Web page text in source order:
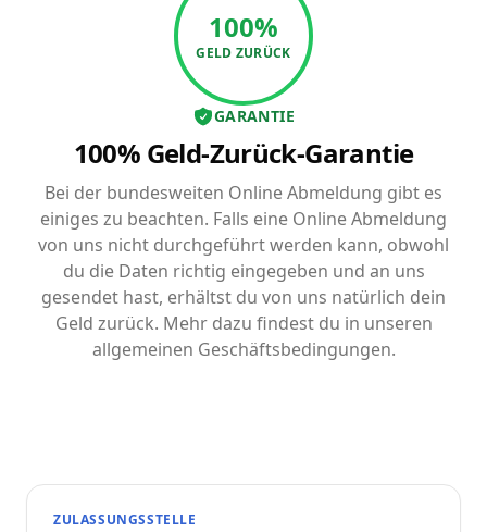
100%
GELD ZURÜCK
GARANTIE
100% Geld-Zurück-Garantie
Bei der bundesweiten Online Abmeldung gibt es
einiges zu beachten. Falls eine Online Abmeldung
von uns nicht durchgeführt werden kann, obwohl
du die Daten richtig eingegeben und an uns
gesendet hast, erhältst du von uns natürlich dein
Geld zurück. Mehr dazu findest du in unseren
allgemeinen Geschäftsbedingungen.
ZULASSUNGSSTELLE